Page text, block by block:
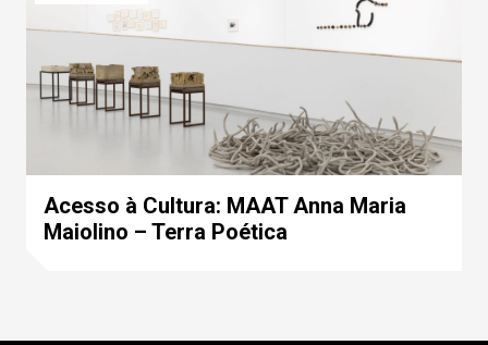
Acesso à Cultura: MAAT Anna Maria
Maiolino – Terra Poética